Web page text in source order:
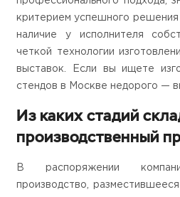
критерием успешного решения
наличие у исполнителя
четкой технологии
выставок. Если вы ищете
стендов в Москве недорого —
Из каких стадий
производственный
В распоряжении
производство,